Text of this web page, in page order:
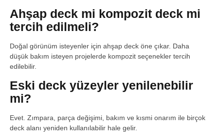
Ahşap deck mi kompozit deck mi
tercih edilmeli?
Doğal görünüm isteyenler için ahşap deck öne çıkar. Daha
düşük bakım isteyen projelerde kompozit seçenekler tercih
edilebilir.
Eski deck yüzeyler yenilenebilir
mi?
Evet. Zımpara, parça değişimi, bakım ve kısmi onarım ile birçok
deck alanı yeniden kullanılabilir hale gelir.